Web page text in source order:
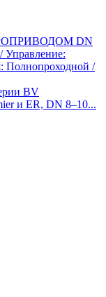
DN
Полнопроходной /
BV
и ER, DN 8–10...